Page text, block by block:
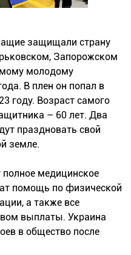
защищали страну
Запорожском
молодому
В плен он попал в
году. Возраст самого
– 60 лет. Два
праздновать свой
земле.
медицинское
помощь по физической
а также все
выплаты. Украина
в общество после